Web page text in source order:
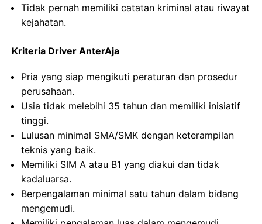
Tidak pernah memiliki catatan kriminal atau riwayat
kejahatan.
Kriteria Driver AnterAja
Pria yang siap mengikuti peraturan dan prosedur
perusahaan.
Usia tidak melebihi 35 tahun dan memiliki inisiatif
tinggi.
Lulusan minimal SMA/SMK dengan keterampilan
teknis yang baik.
Memiliki SIM A atau B1 yang diakui dan tidak
kadaluarsa.
Berpengalaman minimal satu tahun dalam bidang
mengemudi.